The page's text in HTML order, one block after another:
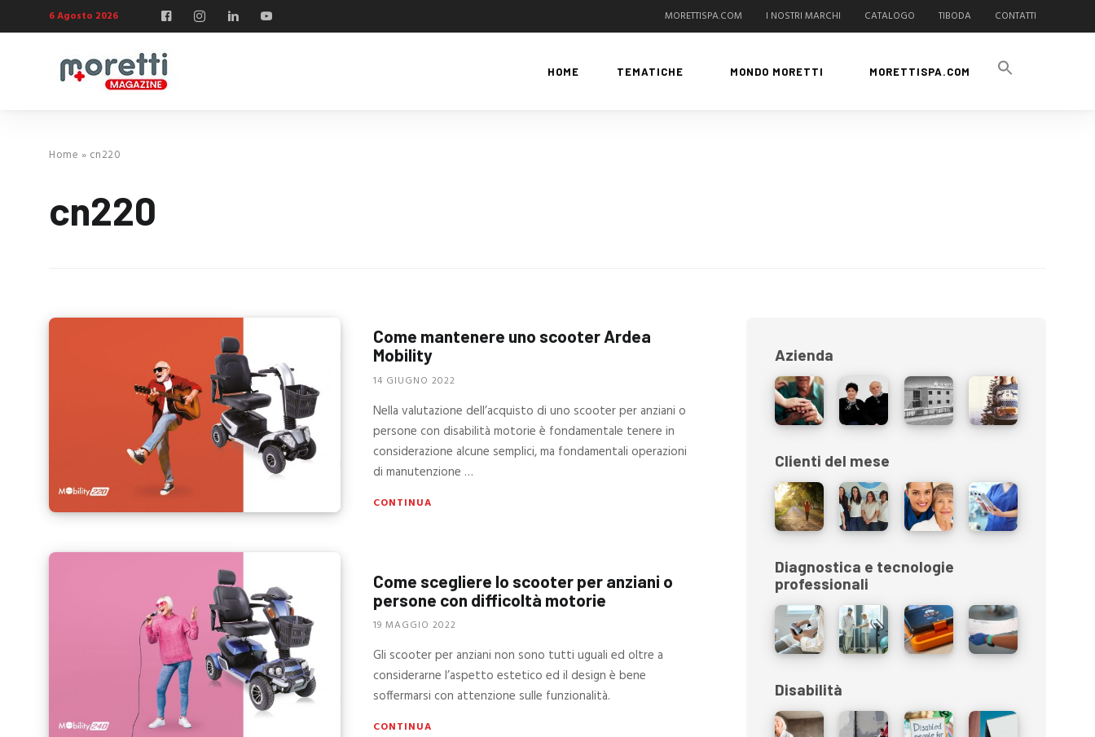
6 Agosto 2026 MORETTISPA.COM I NOSTRI MARCHI CATALOGO TIBODA CONTATTI
HOME TEMATICHE MONDO MORETTI MORETTISPA.COM
Home » cn220
cn220
Come mantenere uno scooter Ardea
Mobility
14 GIUGNO 2022
Nella valutazione dell’acquisto di uno scooter per anziani o
persone con disabilità motorie è fondamentale tenere in
considerazione alcune semplici, ma fondamentali operazioni
di manutenzione …
CONTINUA
Come scegliere lo scooter per anziani o
persone con difficoltà motorie
19 MAGGIO 2022
Gli scooter per anziani non sono tutti uguali ed oltre a
considerarne l’aspetto estetico ed il design è bene
soffermarsi con attenzione sulle funzionalità.
CONTINUA
Azienda
Clienti del mese
Diagnostica e tecnologie
professionali
Disabilità